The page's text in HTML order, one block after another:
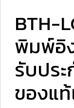
BTH-
พิมพ์อิ
รับปร
ของแ